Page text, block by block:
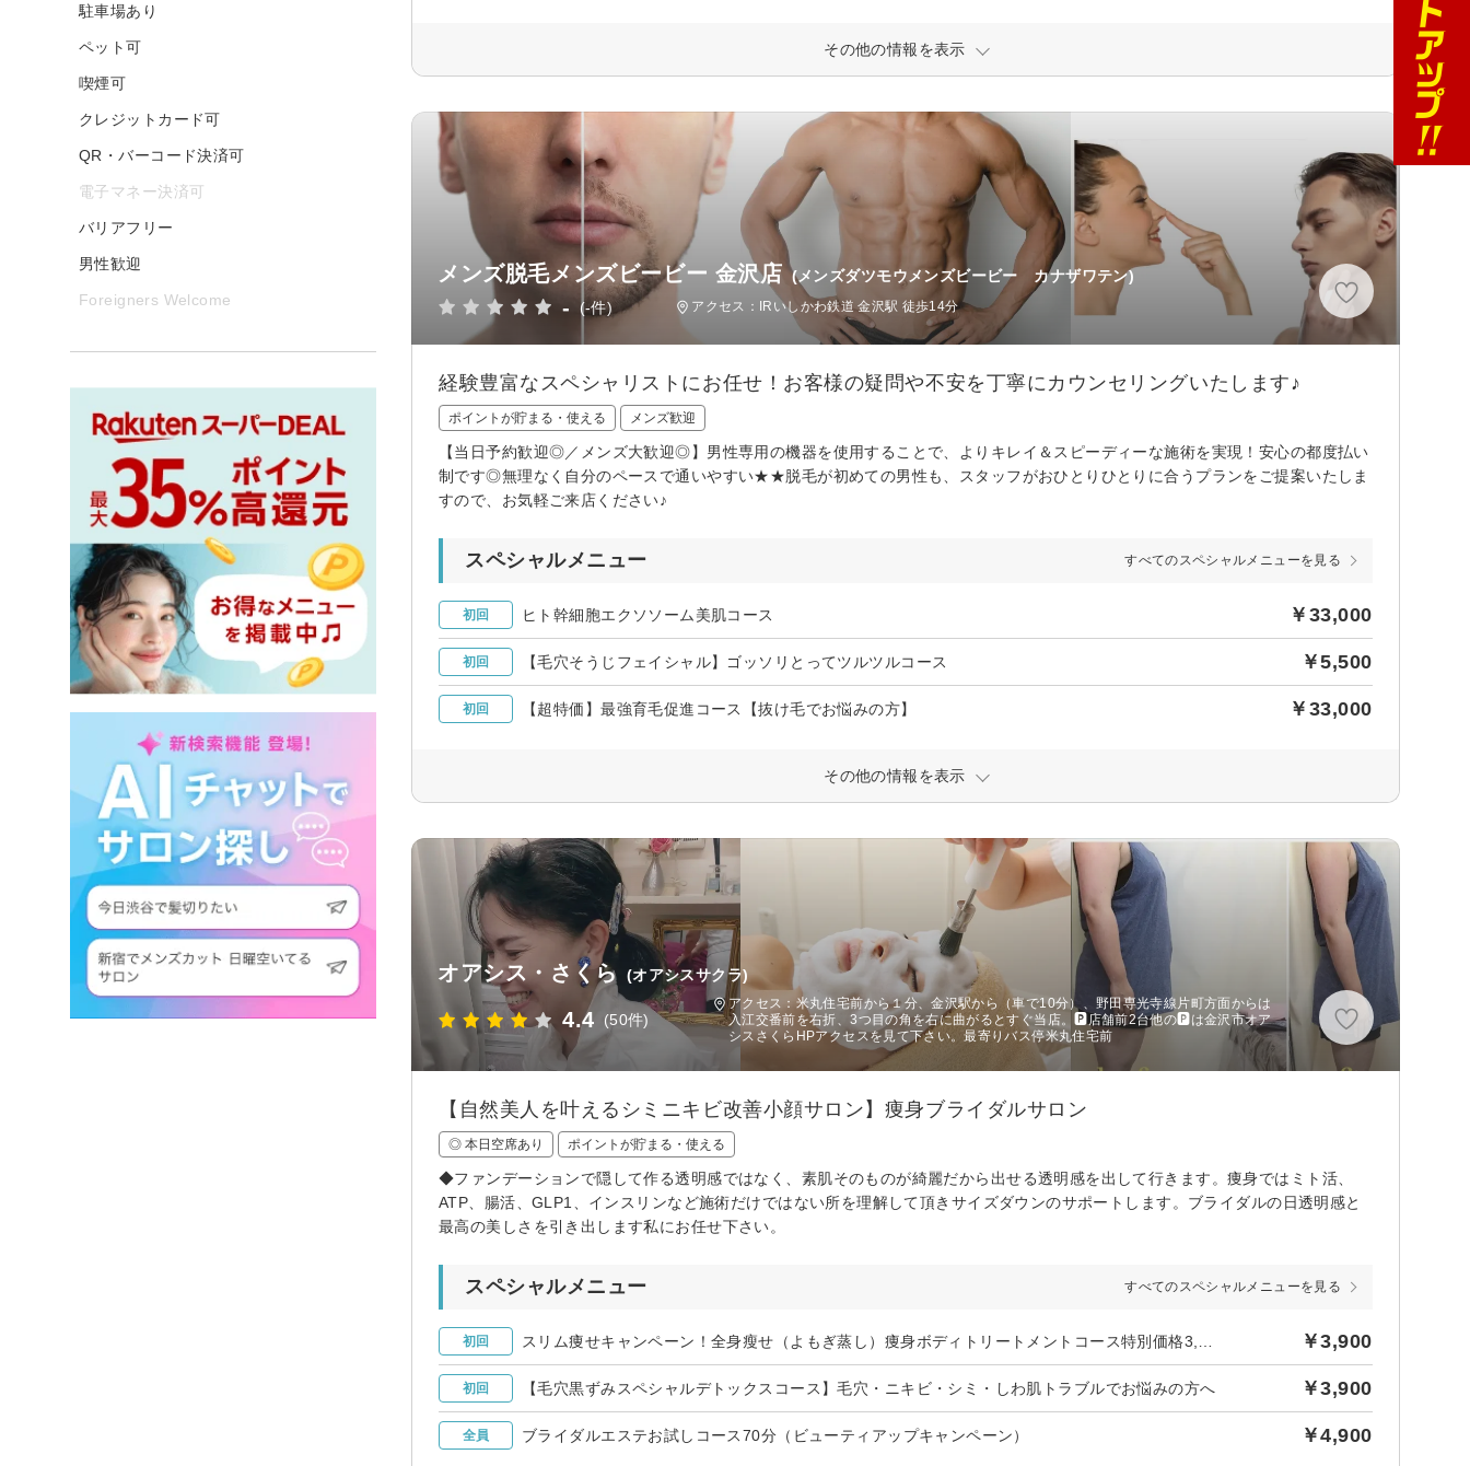
その他の情報を表示
メンズ脱毛メンズビービー 金沢店 (メンズダツモウメンズビービー カナザワテン)
- (-件) アクセス：IRいしかわ鉄道 金沢駅 徒歩14分
経験豊富なスペシャリストにお任せ！お客様の疑問や不安を丁寧にカウンセリングいたします♪
ポイントが貯まる・使える メンズ歓迎
【当日予約歓迎◎／メンズ大歓迎◎】男性専用の機器を使用することで、よりキレイ＆スピーディーな施術を実現！安心の都度払い
制です◎無理なく自分のペースで通いやすい★★脱毛が初めての男性も、スタッフがおひとりひとりに合うプランをご提案いたしま
すので、お気軽ご来店ください♪
スペシャルメニュー すべてのスペシャルメニューを見る
初回 ヒト幹細胞エクソソーム美肌コース ￥33,000
初回 【毛穴そうじフェイシャル】ゴッソリとってツルツルコース ￥5,500
初回 【超特価】最強育毛促進コース【抜け毛でお悩みの方】 ￥33,000
その他の情報を表示
オアシス・さくら (オアシスサクラ)
4.4 (50件)
アクセス：米丸住宅前から１分、金沢駅から（車で10分）、野田専光寺線片町方面からは
入江交番前を右折、3つ目の角を右に曲がるとすぐ当店。🅿店舗前2台他の🅿は金沢市オア
シスさくらHPアクセスを見て下さい。最寄りバス停米丸住宅前
【自然美人を叶えるシミニキビ改善小顔サロン】痩身ブライダルサロン
◎ 本日空席あり ポイントが貯まる・使える
◆ファンデーションで隠して作る透明感ではなく、素肌そのものが綺麗だから出せる透明感を出して行きます。痩身ではミト活、
ATP、腸活、GLP1、インスリンなど施術だけではない所を理解して頂きサイズダウンのサポートします。ブライダルの日透明感と
最高の美しさを引き出します私にお任せ下さい。
スペシャルメニュー すべてのスペシャルメニューを見る
初回 ￥3,900
初回 【毛穴黒ずみスペシャルデトックスコース】毛穴・ニキビ・シミ・しわ肌トラブルでお悩みの方へ ￥3,900
全員 ブライダルエステお試しコース70分（ビューティアップキャンペーン） ￥4,900
駐車場あり
ペット可
喫煙可
クレジットカード可
QR・バーコード決済可
電子マネー決済可
バリアフリー
男性歓迎
Foreigners Welcome